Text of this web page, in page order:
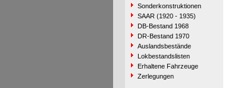
Sonderkonstruktionen
SAAR (1920 - 1935)
DB-Bestand 1968
DR-Bestand 1970
Auslandsbestände
Lokbestandslisten
Erhaltene Fahrzeuge
Zerlegungen